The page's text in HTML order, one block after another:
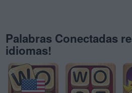
Palabras Conectadas
idiomas!